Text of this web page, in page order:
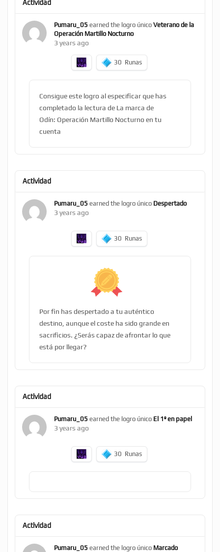
Actividad
Pumaru_05 earned the logro único Veterano de la
Operación Martillo Nocturno
3 years ago
30 Runas
Consigue este logro al especificar que has
completado la lectura de La marca de
Odín: Operación Martillo Nocturno en tu
cuenta
Actividad
Pumaru_05 earned the logro único Despertado
3 years ago
30 Runas
Por fin has despertado a tu auténtico
destino, aunque el coste ha sido grande en
sacrificios. ¿Serás capaz de afrontar lo que
está por llegar?
Actividad
Pumaru_05 earned the logro único El 1º en papel
3 years ago
30 Runas
Actividad
Pumaru_05 earned the logro único Marcado